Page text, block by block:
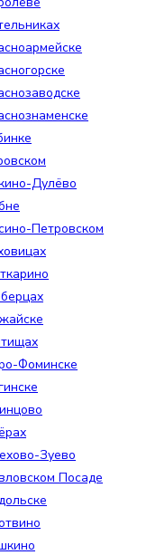
Дулёво
Петровском
Фоминске
Зуево
Посаде